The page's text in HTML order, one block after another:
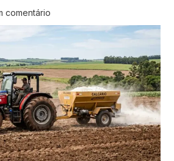
comentário